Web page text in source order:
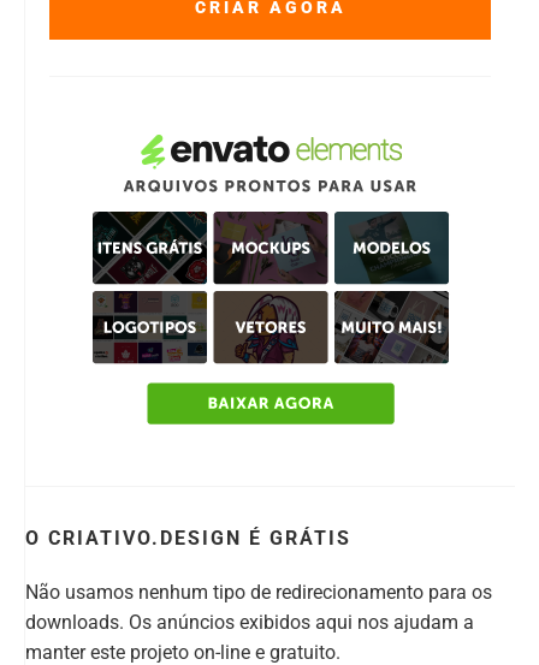
CRIAR AGORA
O CRIATIVO.DESIGN É GRÁTIS
Não usamos nenhum tipo de redirecionamento para os
downloads. Os anúncios exibidos aqui nos ajudam a
manter este projeto on-line e gratuito.